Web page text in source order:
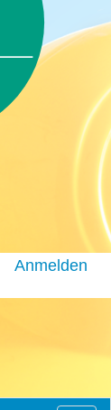
Anmelden